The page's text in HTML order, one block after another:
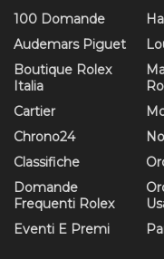
100 Domande
Audemars Piguet
Boutique Rolex
Italia
Cartier
Chrono24
Classifiche
Domande
Frequenti Rolex
Eventi E Premi